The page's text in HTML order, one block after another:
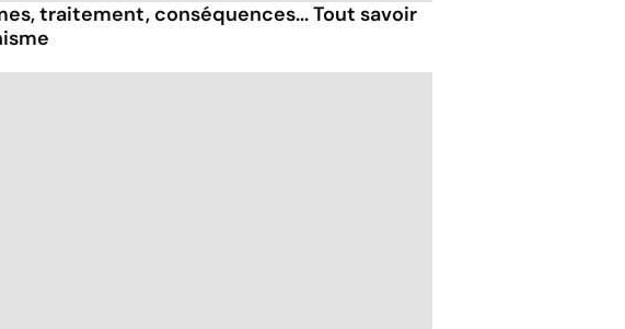
traitement, conséquences... Tout savoir